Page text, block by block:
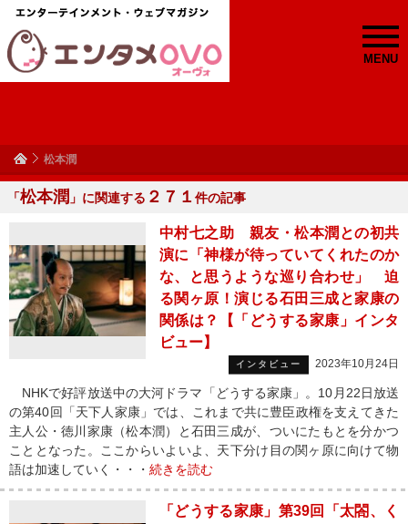
MENU
松本潤
「松本潤 」に関連する ２７１ 件の記事
中村七之助 親友・松本潤との初共
演に「神様が待っていてくれたのか
な、と思うような巡り合わせ」 迫
る関ヶ原！演じる石田三成と家康の
関係は？【「どうする家康」インタ
ビュー】
インタビュー 2023年10月24日
NHKで好評放送中の大河ドラマ「どうする家康」。10月22日放送
の第40回「天下人家康」では、これまで共に豊臣政権を支えてきた
主人公・徳川家康（松本潤）と石田三成が、ついにたもとを分かつ
こととなった。ここからいよいよ、天下分け目の関ヶ原に向けて物
語は加速していく・・・ 続きを読む
「どうする家康」第39回「太閤、く